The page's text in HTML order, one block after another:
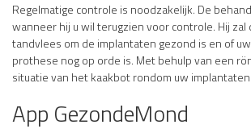
Regelmatige controle is noodzakelijk. De
wanneer hij u wil terugzien voor controle. Hij
tandvlees om de implantaten gezond is en of
prothese nog op orde is. Met behulp van een
situatie van het kaakbot rondom uw
App GezondeMond